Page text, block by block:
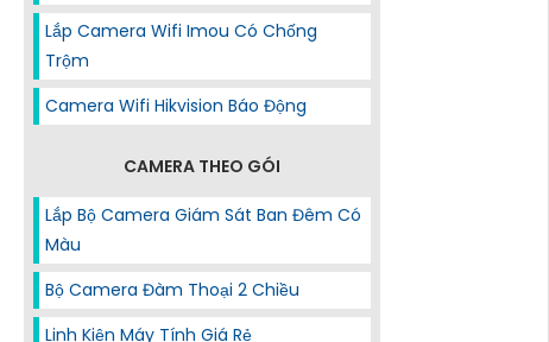
Lắp Camera Wifi Imou Có Chống
Trộm
Camera Wifi Hikvision Báo Động
CAMERA THEO GÓI
Lắp Bộ Camera Giám Sát Ban Đêm Có
Màu
Bộ Camera Đàm Thoại 2 Chiều
Linh Kiện Máy Tính Giá Rẻ